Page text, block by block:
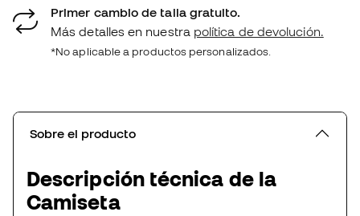
Primer cambio de talla gratuito.
Más detalles en nuestra política de devolución.
*No aplicable a productos personalizados.
Sobre el producto
Descripción técnica de la
Camiseta